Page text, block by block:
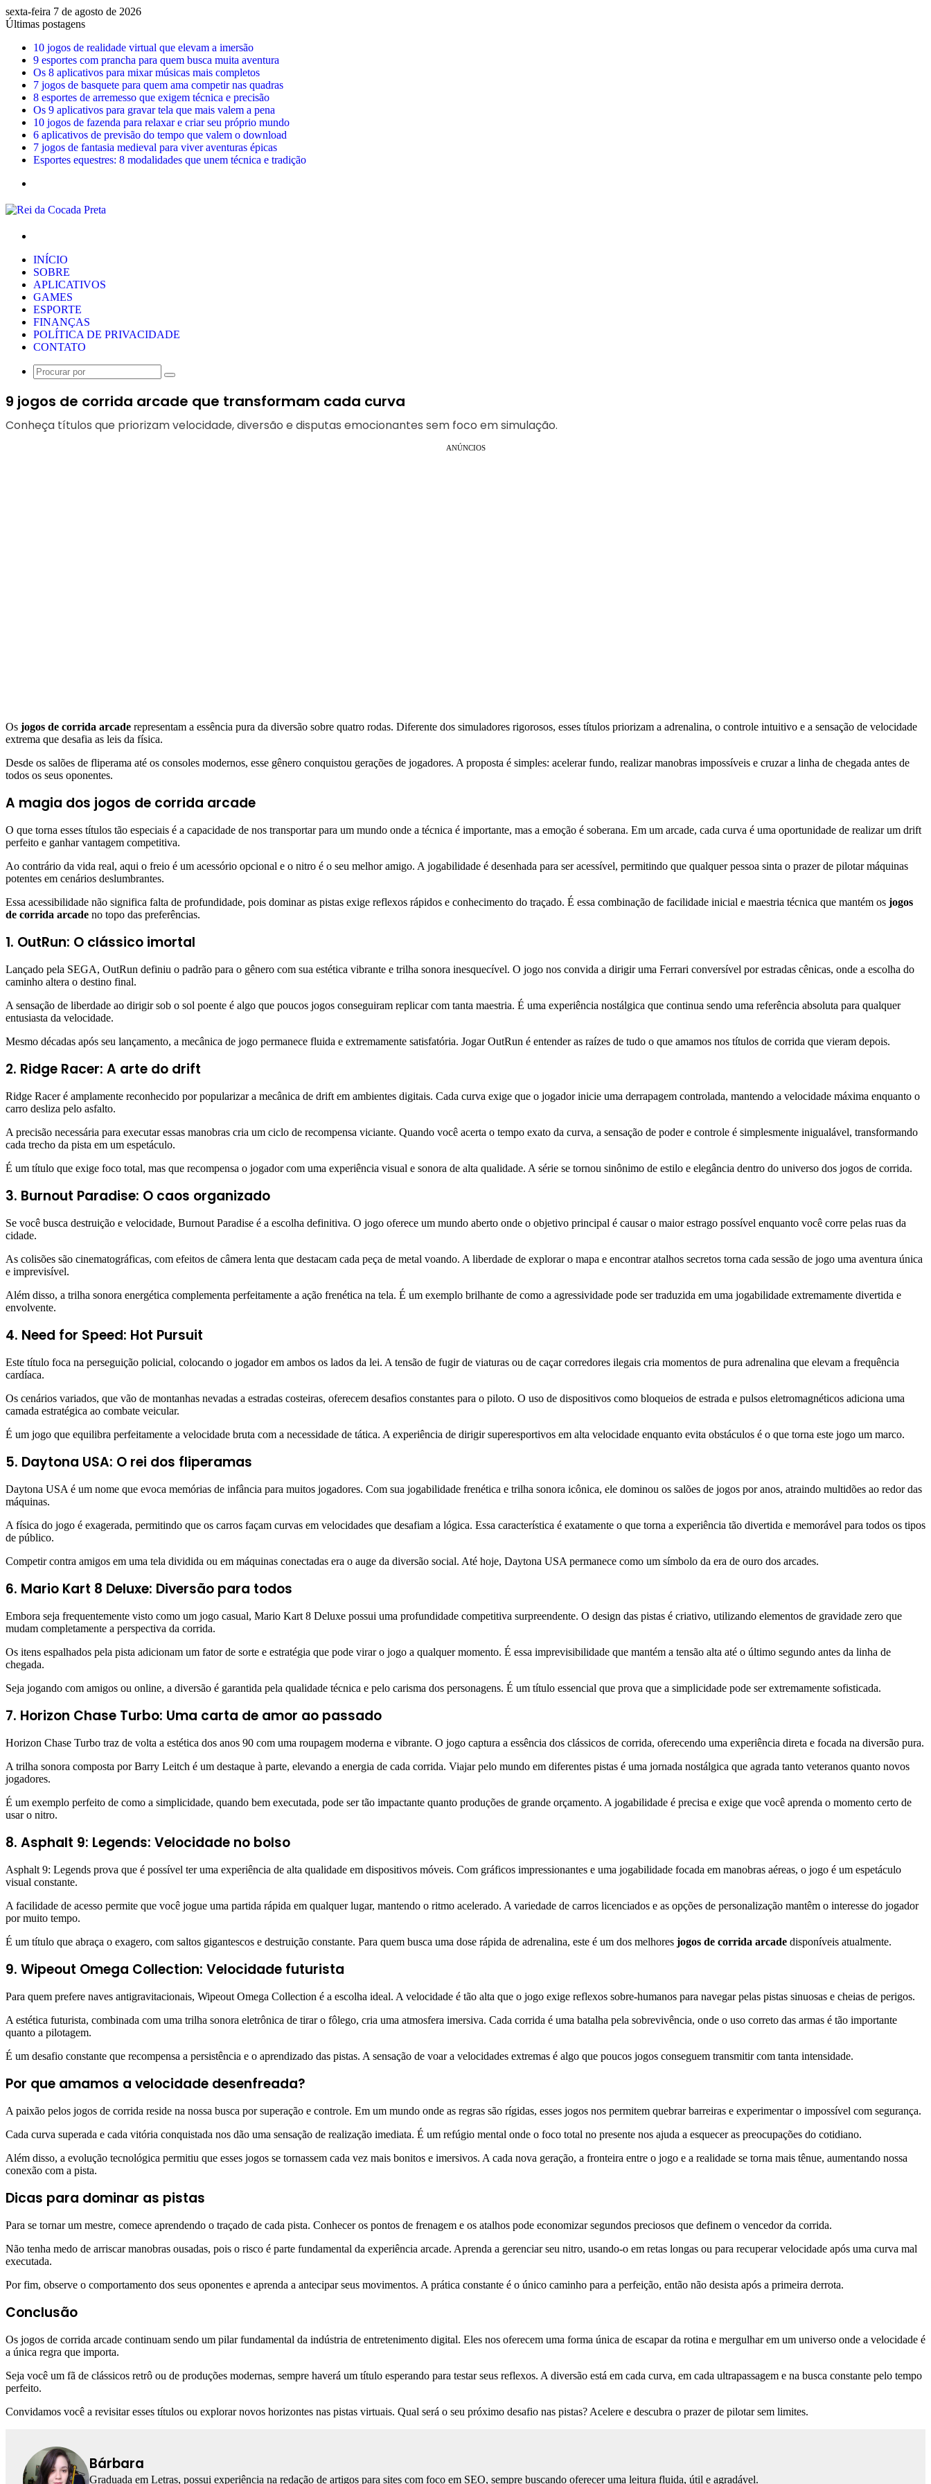
sexta-feira 7 de agosto de 2026
Últimas postagens
10 jogos de realidade virtual que elevam a imersão
9 esportes com prancha para quem busca muita aventura
Os 8 aplicativos para mixar músicas mais completos
7 jogos de basquete para quem ama competir nas quadras
8 esportes de arremesso que exigem técnica e precisão
Os 9 aplicativos para gravar tela que mais valem a pena
10 jogos de fazenda para relaxar e criar seu próprio mundo
6 aplicativos de previsão do tempo que valem o download
7 jogos de fantasia medieval para viver aventuras épicas
Esportes equestres: 8 modalidades que unem técnica e tradição
INÍCIO
SOBRE
APLICATIVOS
GAMES
ESPORTE
FINANÇAS
POLÍTICA DE PRIVACIDADE
CONTATO
Procurar
9 jogos de corrida arcade que transformam cada curva
Conheça títulos que priorizam velocidade, diversão e disputas emocionantes sem foco em simulação.
ANÚNCIOS
Os jogos de corrida arcade representam a essência pura da diversão sobre quatro rodas. Diferente dos simuladores rigorosos, esses títulos priorizam a adrenalina, o controle intuitivo e a sensação de velocidade
extrema que desafia as leis da física.
Desde os salões de fliperama até os consoles modernos, esse gênero conquistou gerações de jogadores. A proposta é simples: acelerar fundo, realizar manobras impossíveis e cruzar a linha de chegada antes de
todos os seus oponentes.
A magia dos jogos de corrida arcade
O que torna esses títulos tão especiais é a capacidade de nos transportar para um mundo onde a técnica é importante, mas a emoção é soberana. Em um arcade, cada curva é uma oportunidade de realizar um drift
perfeito e ganhar vantagem competitiva.
Ao contrário da vida real, aqui o freio é um acessório opcional e o nitro é o seu melhor amigo. A jogabilidade é desenhada para ser acessível, permitindo que qualquer pessoa sinta o prazer de pilotar máquinas
potentes em cenários deslumbrantes.
Essa acessibilidade não significa falta de profundidade, pois dominar as pistas exige reflexos rápidos e conhecimento do traçado. É essa combinação de facilidade inicial e maestria técnica que mantém os jogos
de corrida arcade no topo das preferências.
1. OutRun: O clássico imortal
Lançado pela SEGA, OutRun definiu o padrão para o gênero com sua estética vibrante e trilha sonora inesquecível. O jogo nos convida a dirigir uma Ferrari conversível por estradas cênicas, onde a escolha do
caminho altera o destino final.
A sensação de liberdade ao dirigir sob o sol poente é algo que poucos jogos conseguiram replicar com tanta maestria. É uma experiência nostálgica que continua sendo uma referência absoluta para qualquer
entusiasta da velocidade.
Mesmo décadas após seu lançamento, a mecânica de jogo permanece fluida e extremamente satisfatória. Jogar OutRun é entender as raízes de tudo o que amamos nos títulos de corrida que vieram depois.
2. Ridge Racer: A arte do drift
Ridge Racer é amplamente reconhecido por popularizar a mecânica de drift em ambientes digitais. Cada curva exige que o jogador inicie uma derrapagem controlada, mantendo a velocidade máxima enquanto o
carro desliza pelo asfalto.
A precisão necessária para executar essas manobras cria um ciclo de recompensa viciante. Quando você acerta o tempo exato da curva, a sensação de poder e controle é simplesmente inigualável, transformando
cada trecho da pista em um espetáculo.
É um título que exige foco total, mas que recompensa o jogador com uma experiência visual e sonora de alta qualidade. A série se tornou sinônimo de estilo e elegância dentro do universo dos jogos de corrida.
3. Burnout Paradise: O caos organizado
Se você busca destruição e velocidade, Burnout Paradise é a escolha definitiva. O jogo oferece um mundo aberto onde o objetivo principal é causar o maior estrago possível enquanto você corre pelas ruas da
cidade.
As colisões são cinematográficas, com efeitos de câmera lenta que destacam cada peça de metal voando. A liberdade de explorar o mapa e encontrar atalhos secretos torna cada sessão de jogo uma aventura única
e imprevisível.
Além disso, a trilha sonora energética complementa perfeitamente a ação frenética na tela. É um exemplo brilhante de como a agressividade pode ser traduzida em uma jogabilidade extremamente divertida e
envolvente.
4. Need for Speed: Hot Pursuit
Este título foca na perseguição policial, colocando o jogador em ambos os lados da lei. A tensão de fugir de viaturas ou de caçar corredores ilegais cria momentos de pura adrenalina que elevam a frequência
cardíaca.
Os cenários variados, que vão de montanhas nevadas a estradas costeiras, oferecem desafios constantes para o piloto. O uso de dispositivos como bloqueios de estrada e pulsos eletromagnéticos adiciona uma
camada estratégica ao combate veicular.
É um jogo que equilibra perfeitamente a velocidade bruta com a necessidade de tática. A experiência de dirigir superesportivos em alta velocidade enquanto evita obstáculos é o que torna este jogo um marco.
5. Daytona USA: O rei dos fliperamas
Daytona USA é um nome que evoca memórias de infância para muitos jogadores. Com sua jogabilidade frenética e trilha sonora icônica, ele dominou os salões de jogos por anos, atraindo multidões ao redor das
máquinas.
A física do jogo é exagerada, permitindo que os carros façam curvas em velocidades que desafiam a lógica. Essa característica é exatamente o que torna a experiência tão divertida e memorável para todos os tipos
de público.
Competir contra amigos em uma tela dividida ou em máquinas conectadas era o auge da diversão social. Até hoje, Daytona USA permanece como um símbolo da era de ouro dos arcades.
6. Mario Kart 8 Deluxe: Diversão para todos
Embora seja frequentemente visto como um jogo casual, Mario Kart 8 Deluxe possui uma profundidade competitiva surpreendente. O design das pistas é criativo, utilizando elementos de gravidade zero que
mudam completamente a perspectiva da corrida.
Os itens espalhados pela pista adicionam um fator de sorte e estratégia que pode virar o jogo a qualquer momento. É essa imprevisibilidade que mantém a tensão alta até o último segundo antes da linha de
chegada.
Seja jogando com amigos ou online, a diversão é garantida pela qualidade técnica e pelo carisma dos personagens. É um título essencial que prova que a simplicidade pode ser extremamente sofisticada.
7. Horizon Chase Turbo: Uma carta de amor ao passado
Horizon Chase Turbo traz de volta a estética dos anos 90 com uma roupagem moderna e vibrante. O jogo captura a essência dos clássicos de corrida, oferecendo uma experiência direta e focada na diversão pura.
A trilha sonora composta por Barry Leitch é um destaque à parte, elevando a energia de cada corrida. Viajar pelo mundo em diferentes pistas é uma jornada nostálgica que agrada tanto veteranos quanto novos
jogadores.
É um exemplo perfeito de como a simplicidade, quando bem executada, pode ser tão impactante quanto produções de grande orçamento. A jogabilidade é precisa e exige que você aprenda o momento certo de
usar o nitro.
8. Asphalt 9: Legends: Velocidade no bolso
Asphalt 9: Legends prova que é possível ter uma experiência de alta qualidade em dispositivos móveis. Com gráficos impressionantes e uma jogabilidade focada em manobras aéreas, o jogo é um espetáculo
visual constante.
A facilidade de acesso permite que você jogue uma partida rápida em qualquer lugar, mantendo o ritmo acelerado. A variedade de carros licenciados e as opções de personalização mantêm o interesse do jogador
por muito tempo.
É um título que abraça o exagero, com saltos gigantescos e destruição constante. Para quem busca uma dose rápida de adrenalina, este é um dos melhores jogos de corrida arcade disponíveis atualmente.
9. Wipeout Omega Collection: Velocidade futurista
Para quem prefere naves antigravitacionais, Wipeout Omega Collection é a escolha ideal. A velocidade é tão alta que o jogo exige reflexos sobre-humanos para navegar pelas pistas sinuosas e cheias de perigos.
A estética futurista, combinada com uma trilha sonora eletrônica de tirar o fôlego, cria uma atmosfera imersiva. Cada corrida é uma batalha pela sobrevivência, onde o uso correto das armas é tão importante
quanto a pilotagem.
É um desafio constante que recompensa a persistência e o aprendizado das pistas. A sensação de voar a velocidades extremas é algo que poucos jogos conseguem transmitir com tanta intensidade.
Por que amamos a velocidade desenfreada?
A paixão pelos jogos de corrida reside na nossa busca por superação e controle. Em um mundo onde as regras são rígidas, esses jogos nos permitem quebrar barreiras e experimentar o impossível com segurança.
Cada curva superada e cada vitória conquistada nos dão uma sensação de realização imediata. É um refúgio mental onde o foco total no presente nos ajuda a esquecer as preocupações do cotidiano.
Além disso, a evolução tecnológica permitiu que esses jogos se tornassem cada vez mais bonitos e imersivos. A cada nova geração, a fronteira entre o jogo e a realidade se torna mais tênue, aumentando nossa
conexão com a pista.
Dicas para dominar as pistas
Para se tornar um mestre, comece aprendendo o traçado de cada pista. Conhecer os pontos de frenagem e os atalhos pode economizar segundos preciosos que definem o vencedor da corrida.
Não tenha medo de arriscar manobras ousadas, pois o risco é parte fundamental da experiência arcade. Aprenda a gerenciar seu nitro, usando-o em retas longas ou para recuperar velocidade após uma curva mal
executada.
Por fim, observe o comportamento dos seus oponentes e aprenda a antecipar seus movimentos. A prática constante é o único caminho para a perfeição, então não desista após a primeira derrota.
Conclusão
Os jogos de corrida arcade continuam sendo um pilar fundamental da indústria de entretenimento digital. Eles nos oferecem uma forma única de escapar da rotina e mergulhar em um universo onde a velocidade é
a única regra que importa.
Seja você um fã de clássicos retrô ou de produções modernas, sempre haverá um título esperando para testar seus reflexos. A diversão está em cada curva, em cada ultrapassagem e na busca constante pelo tempo
perfeito.
Convidamos você a revisitar esses títulos ou explorar novos horizontes nas pistas virtuais. Qual será o seu próximo desafio nas pistas? Acelere e descubra o prazer de pilotar sem limites.
Bárbara
Graduada em Letras, possui experiência na redação de artigos para sites com foco em SEO, sempre buscando oferecer uma leitura fluida, útil e agradável.